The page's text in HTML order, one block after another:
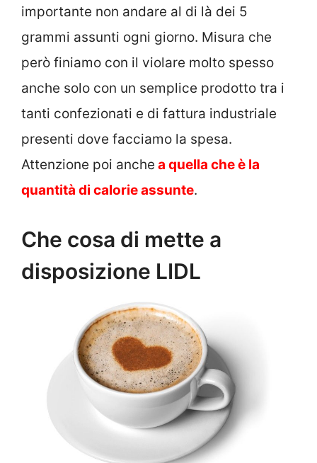
importante non andare al di là dei 5
grammi assunti ogni giorno. Misura che
però finiamo con il violare molto spesso
anche solo con un semplice prodotto tra i
tanti confezionati e di fattura industriale
presenti dove facciamo la spesa.
Attenzione poi anche a quella che è la
quantità di calorie assunte.
Che cosa di mette a
disposizione LIDL